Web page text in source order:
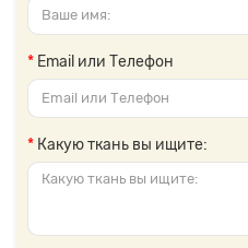
Email или Телефон
Какую ткань вы ищите: